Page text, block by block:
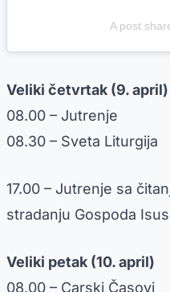
A post
Veliki četvrtak (9. april)
08.00 – Jutrenje
08.30 – Sveta Liturgija
17.00 – Jutrenje sa
stradanju Gospoda
Veliki petak (10. april)
08.00 – Carski Časovi